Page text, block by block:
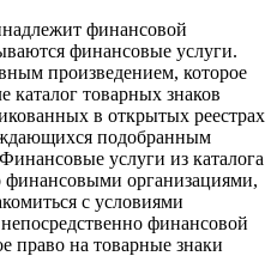
финансовой
финансовые услуги.
произведением, которое
каталог товарных знаков
в открытых реестрах
подобранным
услуги из каталога
финансовыми организациями,
с условиями
финансовой
право на товарные знаки